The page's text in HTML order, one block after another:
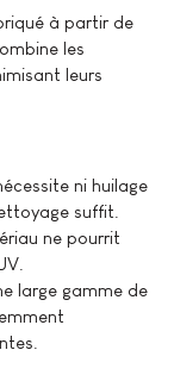
à partir de
les
leurs
ni huilage
suffit.
ne pourrit
large gamme de